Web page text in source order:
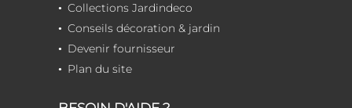
Collections Jardindeco
Conseils décoration & jardin
Devenir fournisseur
Plan du site